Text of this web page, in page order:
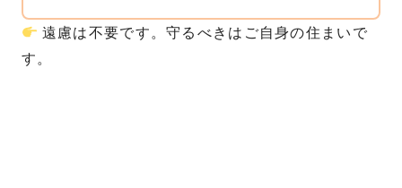
遠慮は不要です。守るべきはご自身の住まいで
す。